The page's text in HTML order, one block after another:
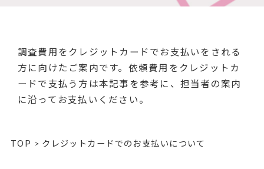
調査費用をクレジットカードでお支払いをされる
方に向けたご案内です。依頼費用をクレジットカ
ードで支払う方は本記事を参考に、担当者の案内
に沿ってお支払いください。
TOP クレジットカードでのお支払いについて